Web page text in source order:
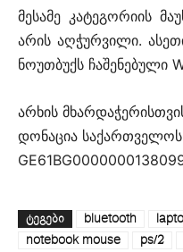
მესამე კატეგორიის
არის აღჭურვილი.
ნოუთბუქს ჩაშენებული
არხის
დონაცია საქართველოს
ᲢᲔᲒᲔᲑᲘ bluetooth
notebook mouse
ps/2